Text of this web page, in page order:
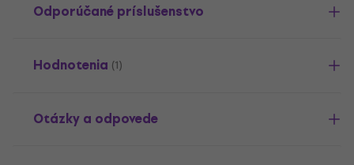
Odporúčané príslušenstvo
Hodnotenia (1)
Otázky a odpovede